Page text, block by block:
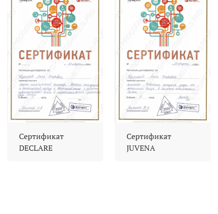
Сертификат
DECLARE
Сертификат
JUVENA